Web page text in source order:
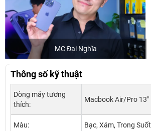
MC Đại Nghĩa
Thông số kỹ thuật
Dòng máy tương
thích:
Macbook Air/Pro 13"
Màu: Bạc, Xám, Trong Suốt